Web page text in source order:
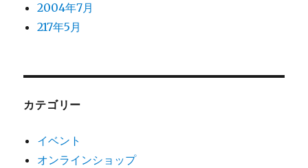
2004年7月
217年5月
カテゴリー
イベント
オンラインショップ